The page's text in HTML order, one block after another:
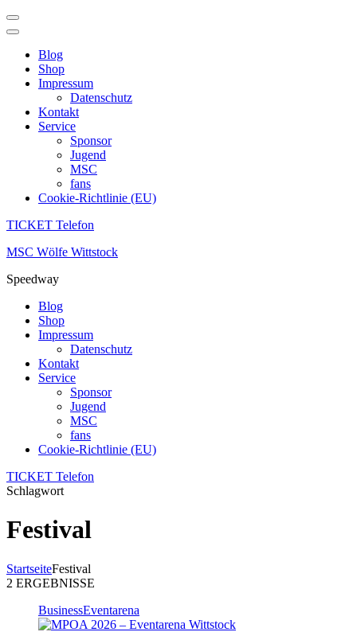
Blog
Shop
Impressum
Datenschutz
Kontakt
Service
Sponsor
Jugend
MSC
fans
Cookie-Richtlinie (EU)
TICKET Telefon
Zum
springen
drücken)
MSC Wölfe Wittstock
Speedway
Blog
Shop
Impressum
Datenschutz
Kontakt
Service
Sponsor
Jugend
MSC
fans
Cookie-Richtlinie (EU)
TICKET Telefon
Schlagwort
Festival
StartseiteFestival
2 ERGEBNISSE
BusinessEventarena